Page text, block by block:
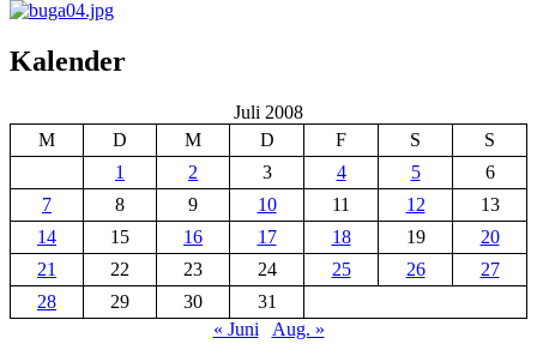
Kalender
Juli 2008
M
D M D F S
S
1
2 3 4 5
6
7
8 9 10 11 12
13
14
15 16 17 18 19
20
21
22 23 24 25 26
27
28
29 30
31
« Juni
Aug. »